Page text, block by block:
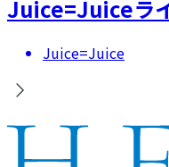
Juice=Juiceラ
Juice=Juice